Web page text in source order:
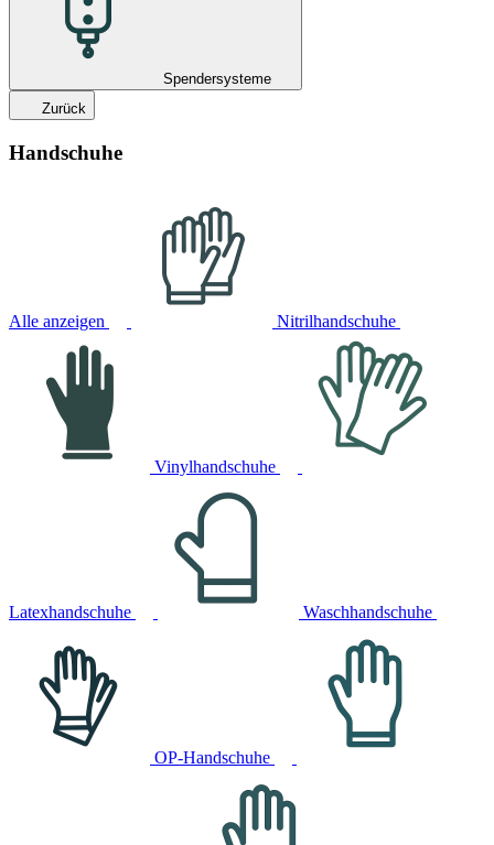
Spendersysteme
Zurück
Handschuhe
Alle anzeigen Nitrilhandschuhe
Vinylhandschuhe
Latexhandschuhe Waschhandschuhe
OP-Handschuhe